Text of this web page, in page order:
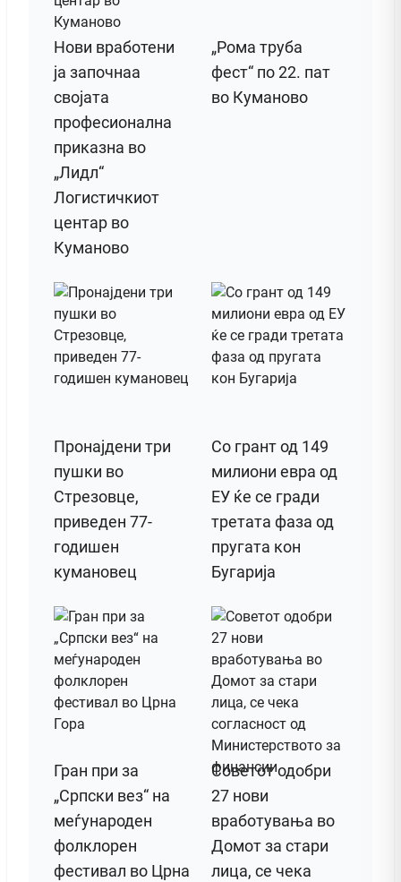
Нови вработени
ја започнаа
својата
професионална
приказна во
„Лидл“
Логистичкиот
центар во
Куманово
„Рома труба
фест“ по 22. пат
во Куманово
Пронајдени три
пушки во
Стрезовце,
приведен 77-
годишен
кумановец
Со грант од 149
милиони евра од
ЕУ ќе се гради
третата фаза од
пругата кон
Бугарија
Гран при за
„Српски вез“ на
меѓународен
фолклорен
фестивал во Црна
Советот одобри
27 нови
вработувања во
Домот за стари
лица, се чека